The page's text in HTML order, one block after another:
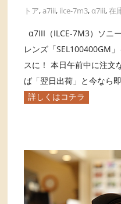
トア,a7iii, ilce-7m3,α7iii,在
α7III（ILCE-7M3）ソニ
レンズ「SEL100400GM
スに！ 本日午前中に注文
ば「翌日出荷」と今なら
詳しくはコチラ